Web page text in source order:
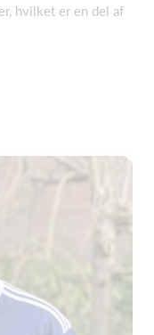
hvilket er en del af